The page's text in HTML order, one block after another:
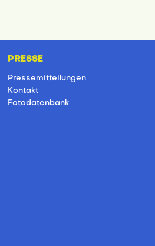
PRESSE
Pressemitteilungen
Kontakt
Fotodatenbank